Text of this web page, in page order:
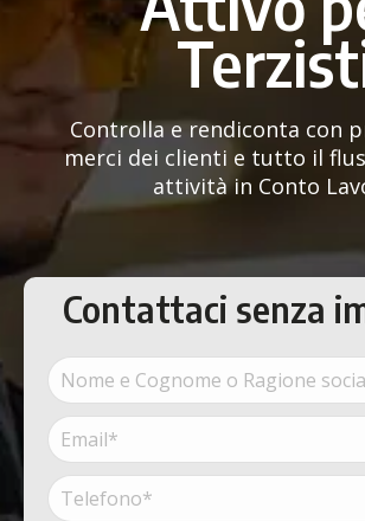
Controlla e rendiconta con
merci dei clienti e tutto il
attività in Conto
Contattaci senza
Nome
e
Cognome
o
Ragione
sociale*
(Obbligatorio)
Nome
Email*
(Obbligatorio)
Telefono*
(Obbligatorio)